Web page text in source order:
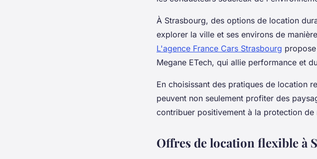
À Strasbourg, des options de location
explorer la ville et ses environs de
L'agence France Cars Strasbourg
Megane ETech, qui allie performance et
En choisissant des pratiques de location
peuvent non seulement profiter des
contribuer positivement à la protection de
Offres de location flexible à